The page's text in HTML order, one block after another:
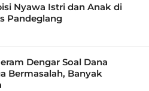
Nyawa Istri dan Anak di
Pandeglang
Dengar Soal Dana
Bermasalah, Banyak